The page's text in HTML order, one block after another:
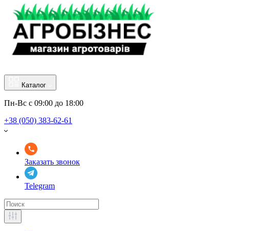
Каталог
Пн-Вс с 09:00 до 18:00
+38 (050) 383-62-61
Заказать звонок
Telegram